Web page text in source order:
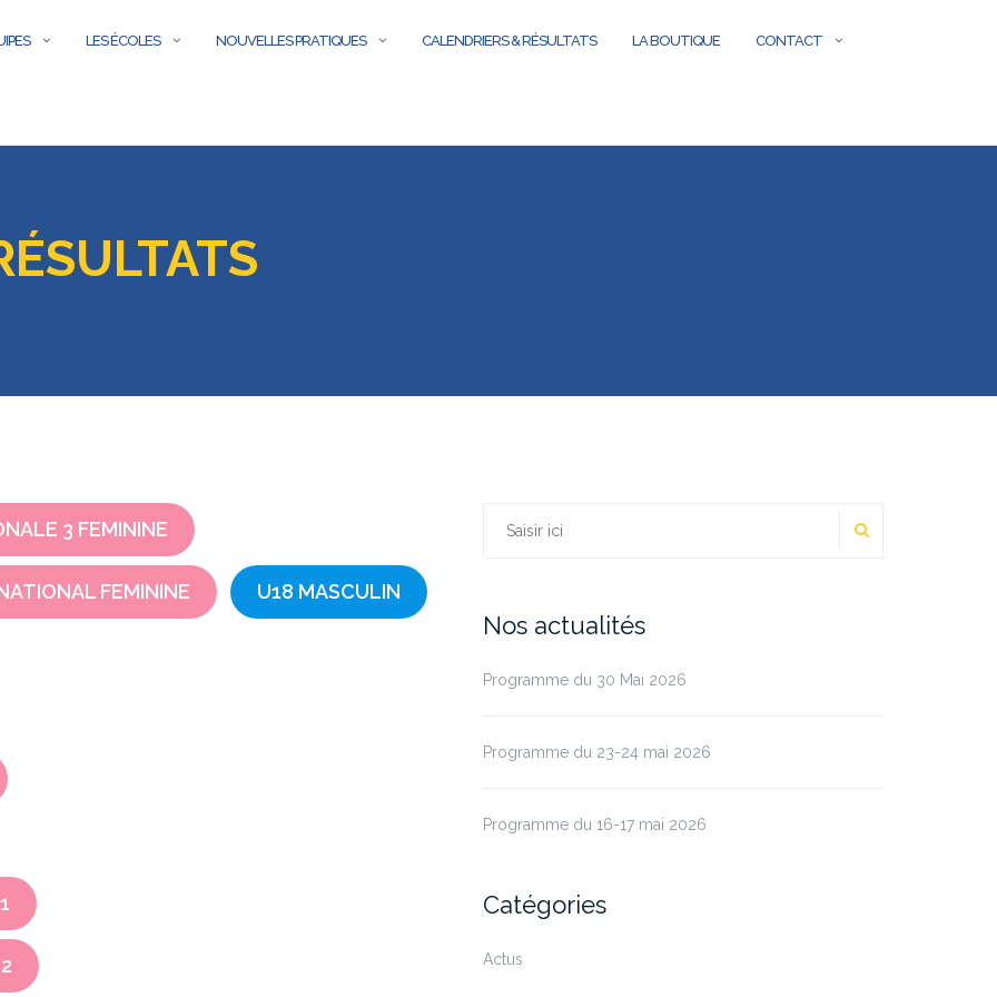
LES ÉCOLES NOUVELLES PRATIQUES CALENDRIERS & RÉSULTATS LA BOUTIQUE CONTACT
3 FEMININE
FEMININE U18 MASCULIN
Rechercher :
Nos actualités
Programme du 30 Mai 2026
Programme du 23-24 mai 2026
Programme du 16-17 mai 2026
Catégories
Actus